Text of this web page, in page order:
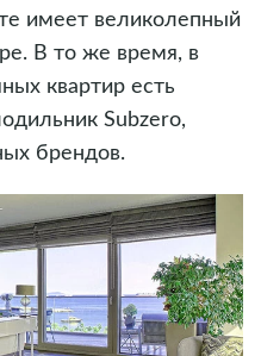
имеет великолепный
В то же время, в
квартир есть
Subzero,
брендов.